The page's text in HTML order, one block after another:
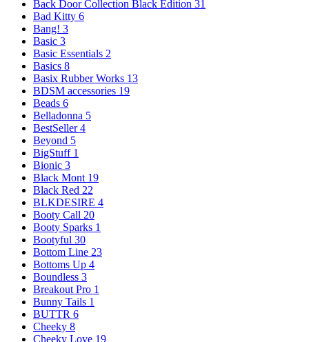
Back Door Collection Black Edition 31
Bad Kitty 6
Bang! 3
Basic 3
Basic Essentials 2
Basics 8
Basix Rubber Works 13
BDSM accessories 19
Beads 6
Belladonna 5
BestSeller 4
Beyond 5
BigStuff 1
Bionic 3
Black Mont 19
Black Red 22
BLKDESIRE 4
Booty Call 20
Booty Sparks 1
Bootyful 30
Bottom Line 23
Bottoms Up 4
Boundless 3
Breakout Pro 1
Bunny Tails 1
BUTTR 6
Cheeky 8
Cheeky Love 19